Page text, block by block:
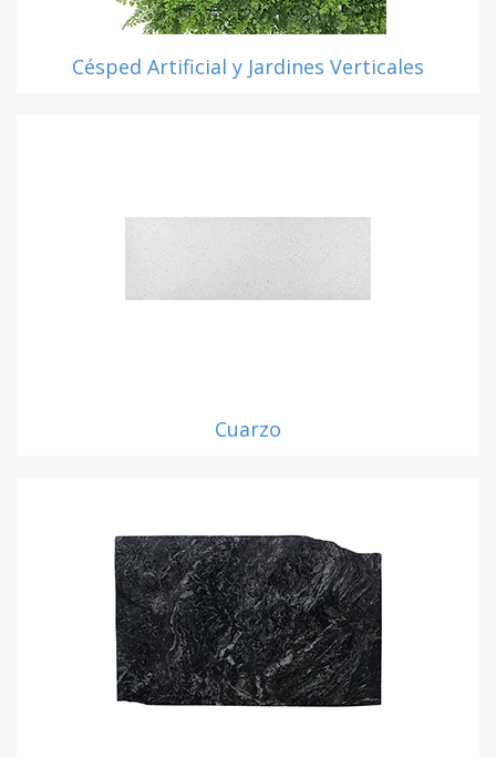
Césped Artificial y Jardines Verticales
Cuarzo